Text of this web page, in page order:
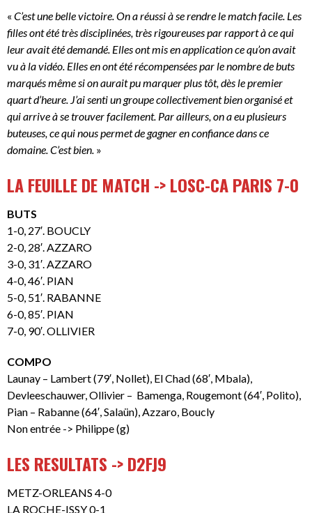
« C’est une belle victoire. On a réussi à se rendre le match facile. Les
filles ont été très disciplinées, très rigoureuses par rapport à ce qui
leur avait été demandé. Elles ont mis en application ce qu’on avait
vu à la vidéo. Elles en ont été récompensées par le nombre de buts
marqués même si on aurait pu marquer plus tôt, dès le premier
quart d’heure. J’ai senti un groupe collectivement bien organisé et
qui arrive à se trouver facilement. Par ailleurs, on a eu plusieurs
buteuses, ce qui nous permet de gagner en confiance dans ce
domaine. C’est bien. »
LA FEUILLE DE MATCH -> LOSC-CA PARIS 7-0
BUTS
1-0, 27′. BOUCLY
2-0, 28′. AZZARO
3-0, 31′. AZZARO
4-0, 46′. PIAN
5-0, 51′. RABANNE
6-0, 85′. PIAN
7-0, 90′. OLLIVIER
COMPO
Launay – Lambert (79′, Nollet), El Chad (68′, Mbala),
Devleeschauwer, Ollivier – Bamenga, Rougemont (64′, Polito),
Pian – Rabanne (64′, Salaün), Azzaro, Boucly
Non entrée -> Philippe (g)
LES RESULTATS -> D2FJ9
METZ-ORLEANS 4-0
LA ROCHE-ISSY 0-1